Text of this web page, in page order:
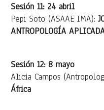
Sesión 11: 24 abril
Pepi Soto (ASAAE IMA):
ANTROPOLOGÍA
Sesión 12: 8 mayo
Alicia Campos
África